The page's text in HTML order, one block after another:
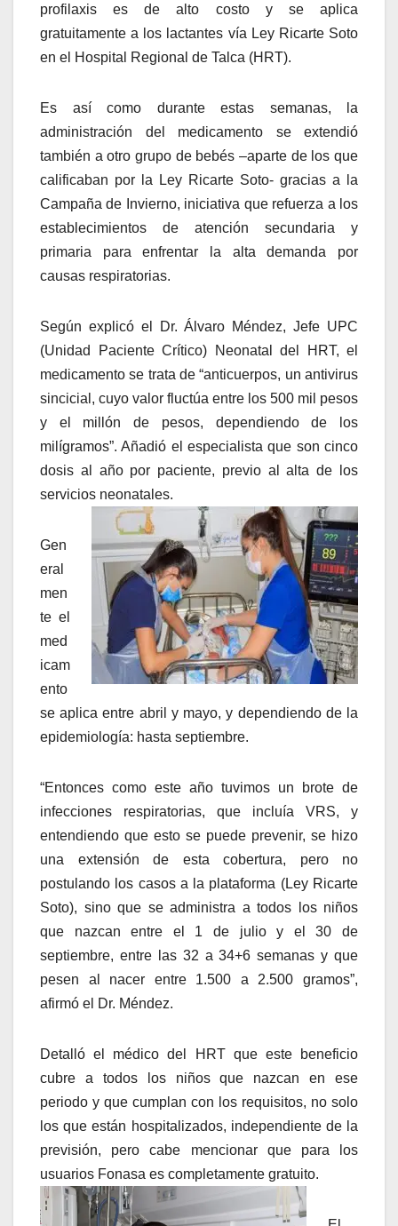
profilaxis es de alto costo y se aplica
gratuitamente a los lactantes vía Ley Ricarte Soto
en el Hospital Regional de Talca (HRT).
Es así como durante estas semanas, la
administración del medicamento se extendió
también a otro grupo de bebés –aparte de los que
calificaban por la Ley Ricarte Soto- gracias a la
Campaña de Invierno, iniciativa que refuerza a los
establecimientos de atención secundaria y
primaria para enfrentar la alta demanda por
causas respiratorias.
Según explicó el Dr. Álvaro Méndez, Jefe UPC
(Unidad Paciente Crítico) Neonatal del HRT, el
medicamento se trata de “anticuerpos, un antivirus
sincicial, cuyo valor fluctúa entre los 500 mil pesos
y el millón de pesos, dependiendo de los
milígramos”. Añadió el especialista que son cinco
dosis al año por paciente, previo al alta de los
servicios neonatales.
Gen
eral
men
te el
med
icam
ento
se aplica entre abril y mayo, y dependiendo de la
epidemiología: hasta septiembre.
“Entonces como este año tuvimos un brote de
infecciones respiratorias, que incluía VRS, y
entendiendo que esto se puede prevenir, se hizo
una extensión de esta cobertura, pero no
postulando los casos a la plataforma (Ley Ricarte
Soto), sino que se administra a todos los niños
que nazcan entre el 1 de julio y el 30 de
septiembre, entre las 32 a 34+6 semanas y que
pesen al nacer entre 1.500 a 2.500 gramos”,
afirmó el Dr. Méndez.
Detalló el médico del HRT que este beneficio
cubre a todos los niños que nazcan en ese
periodo y que cumplan con los requisitos, no solo
los que están hospitalizados, independiente de la
previsión, pero cabe mencionar que para los
usuarios Fonasa es completamente gratuito.